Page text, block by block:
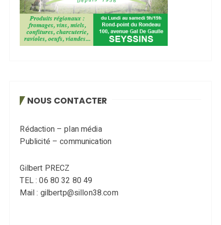
NOUS CONTACTER
Rédaction – plan média
Publicité – communication
Gilbert PRECZ
TEL : 06 80 32 80 49
Mail : gilbertp@sillon38.com